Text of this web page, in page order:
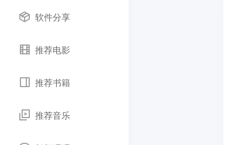
软件分享
推荐电影
推荐书籍
推荐音乐